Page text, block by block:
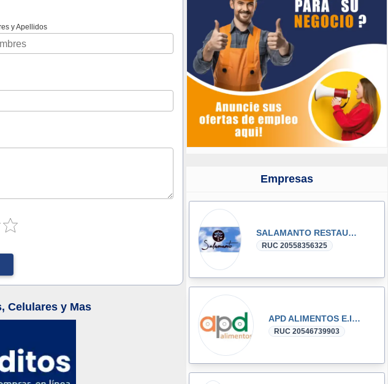
y Apellidos
Celulares y Mas
Empresas
SALAMANTO RESTAURANTE S.R.L.
RUC 20558356325
APD ALIMENTOS E.I.R.L.
RUC 20546739903